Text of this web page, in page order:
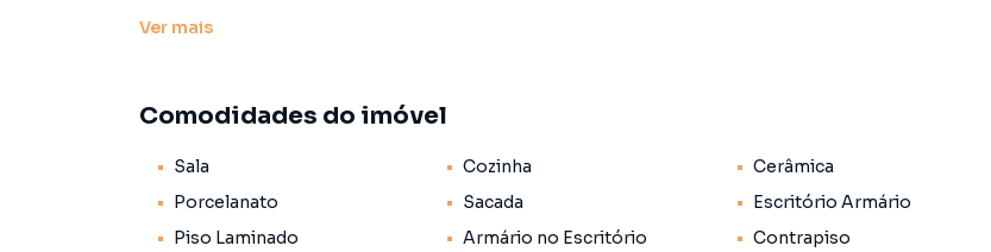
escritórios , excelente ponto comercial para sua empresa .
Garantias Seguro fiança e fiador
Localização com acesso rápido às marginais, centro da cidade e metrô, sobrado de esquina com
entrada lateral, com cômodos espaçosos, boa iluminação e boa ventilação, sobrado com terraço
amplo no andar superior.
Ver mais
Comodidades do imóvel
Sala Cozinha
Cerâmica
Porcelanato
Sacada
Escritório Armário
Piso Laminado
Armário no Escritório
Contrapiso